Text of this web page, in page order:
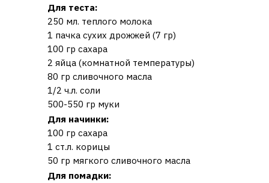
Для теста:
250 мл. теплого молока
1 пачка сухих дрожжей (7 гр)
100 гр сахара
2 яйца (комнатной температуры)
80 гр сливочного масла
1/2 ч.л. соли
500-550 гр муки
Для помадки:
Для начинки:
100 гр сахара
1 ст.л. корицы
50 гр мягкого сливочного масла